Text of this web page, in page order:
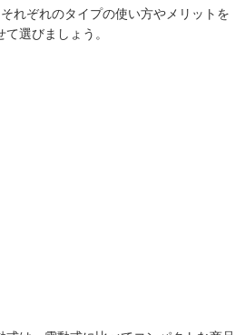
れぞれのタイプの使い方やメリットを
選びましょう。